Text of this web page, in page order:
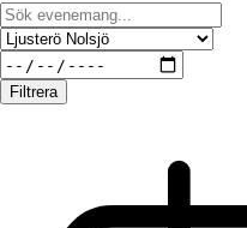
Filtrera